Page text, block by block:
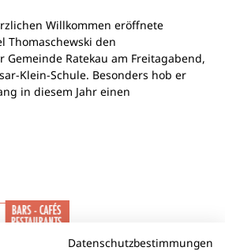
Willkommen eröffnete
Thomaschewski den
Gemeinde Ratekau am Freitagabend,
Klein-Schule. Besonders hob er
in diesem Jahr einen
Datenschutzbestimmungen